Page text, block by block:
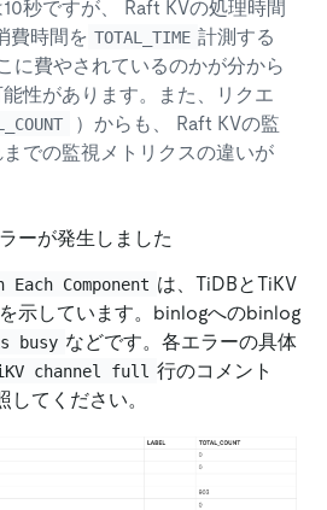
秒ですが、 Raft KVの処理時間
費時間を TOTAL_TIME 計測する
に費やされているのかが分から
性があります。また、リクエ
）からも、 Raft KVの監
での監視メトリクスの違いが
ーが発生しました
Component は、TiDBとTiKV
示しています。binlogへのbinlog
busy などです。各エラーの具体
channel full 行のコメント
してください。